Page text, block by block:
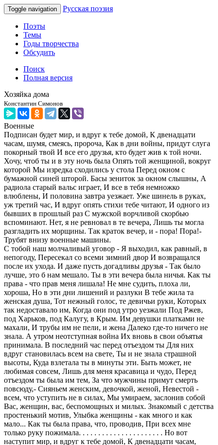
Toggle navigation Русская поэзия
Поэты
Темы
Годы творчества
Обсудить
Поиск
Полная версия
Хозяйка дома
Константин Симонов
Военные
Подписан будет мир, и вдруг к тебе домой, К двенадцати
часам, шумя, смеясь, пророча, Как в дни войны, придут слуга
покорный твой И все его друзья, кто будет жив к той ночи.
Хочу, чтоб ты и в эту ночь была Опять той женщиной, вокруг
которой Мы изредка сходились у стола Перед окном с
бумажной синей шторой. Басы зениток за окном слышны, А
радиола старый вальс играет, И все в тебя немножко
влюблены, И половина завтра уезжает. Уже шинель в руках,
уж третий час, И вдруг опять стихи тебе читают, И одного из
бывших в прошлый раз С мужской ворчливой скорбью
вспоминают. Нет, я не ревновал в те вечера, Лишь ты могла
разгладить их морщины. Так краток вечер, и - пора! Пора!-
Трубят внизу военные машины.
С тобой наш молчаливый уговор - Я выходил, как равный, в
непогоду, Пересекал со всеми зимний двор И возвращался
после их ухода. И даже пусть догадливы друзья - Так было
лучше, это б нам мешало. Ты в эти вечера была ничья. Как ты
права - что прав меня лишала! Не мне судить, плоха ли,
хороша, Но в эти дни лишений и разлуки В тебе жила та
женская душа, Тот нежный голос, те девичьи руки, Которых
так недоставало им, Когда они под утро уезжали Под Ржев,
под Харьков, под Калугу, в Крым. Им девушки платками не
махали, И трубы им не пели, и жена Далеко где-то ничего не
знала. А утром неотступная война Их вновь в свои объятья
принимала. В последний час перед отъездом ты Для них
вдруг становилась всем на свете, Ты и не знала страшной
высоты, Куда взлетала ты в минуты эти. Быть может, не
любимая совсем, Лишь для меня красавица и чудо, Перед
отъездом ты была им тем, За что мужчины примут смерть
повсюду,- Сияньем женским, девочкой, женой, Невестой -
всем, что уступить не в силах, Мы умираем, заслонив собой
Вас, женщин, вас, беспомощных и милых. Знакомый с детства
простенький мотив, Улыбка женщины - как много и как
мало... Как ты была права, что, проводив, При всех мне
только руку пожимала. . . . . . . . . . . . . . . . . . . . . . Но вот
наступит мир, и вдруг к тебе домой, К двенадцати часам,